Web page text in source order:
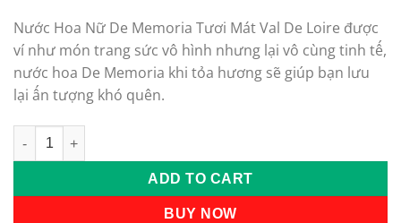
was:
80.00USD.
is:
75.99USD.
Nước Hoa Nữ De Memoria Tươi Mát Val De Loire được
ví như món trang sức vô hình nhưng lại vô cùng tinh tế,
nước hoa De Memoria khi tỏa hương sẽ giúp bạn lưu
lại ấn tượng khó quên.
Nước Hoa Nữ De Memoria Tươi Mát Val De Loire 02 (30ml)
ADD TO CART
BUY NOW